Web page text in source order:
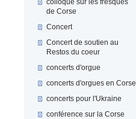
de Corse
Concert
Concert de soutien au
Restos du coeur
concerts d'orgue
concerts d'orgues en Corse
concerts pour l'Ukraine
conférence sur la Corse